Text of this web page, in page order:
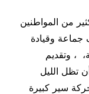
من المواطنين
جماعة وقيادة
، وتقديم
تظل الليل
سير كبيرة